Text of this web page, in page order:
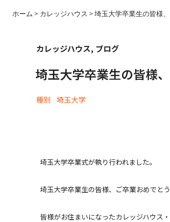
ホーム カレッジハウス 埼玉大学卒業生の皆様
カレッジハウス, ブログ
埼玉大学卒業生の皆様
種別 埼玉大学
埼玉大学卒業式が執り行われました。
埼玉大学卒業生の皆様、ご卒業おめでとう
皆様がお住まいになったカレッジハウス